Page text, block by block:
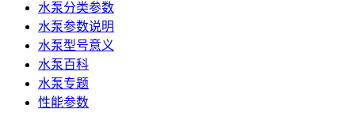
水泵分类参数
水泵参数说明
水泵型号意义
水泵百科
水泵专题
性能参数